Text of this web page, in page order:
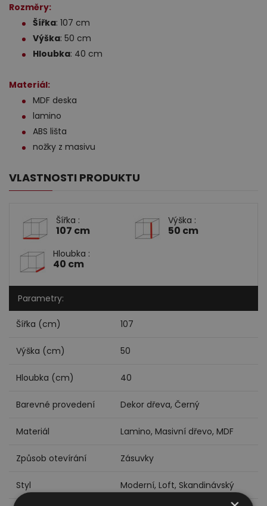
Rozměry:
Šířka: 107 cm
Výška: 50 cm
Hloubka: 40 cm
Materiál:
MDF deska
lamino
ABS lišta
nožky z masivu
VLASTNOSTI PRODUKTU
Šířka :
107 cm
Výška :
50 cm
Hloubka :
40 cm
Parametry:
Šířka (cm) 107
Výška (cm) 50
Hloubka (cm) 40
Barevné provedení Dekor dřeva, Černý
Materiál Lamino, Masivní dřevo, MDF
Způsob otevírání Zásuvky
Styl Moderní, Loft, Skandinávský